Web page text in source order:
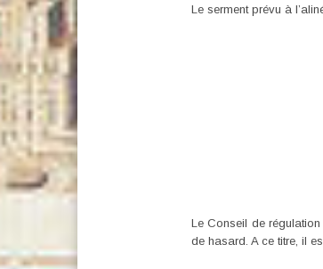
Le serment prévu à
Le Conseil de
de hasard. A ce titre, il